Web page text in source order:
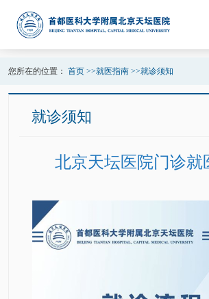
您所在的位置： 首页>>就医指南>>就诊须知
就诊须知
北京天坛医院门诊就